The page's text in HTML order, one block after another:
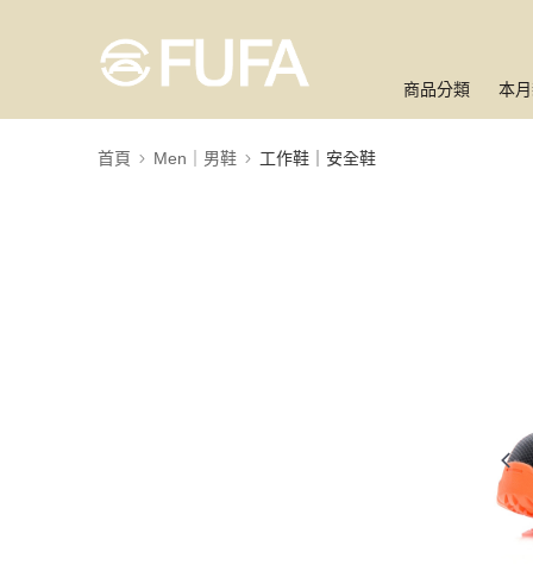
商品分類 本
首頁 Men｜男鞋 工作鞋｜安全鞋